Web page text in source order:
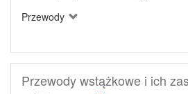
Przewody
Przewody wstążkowe i ich